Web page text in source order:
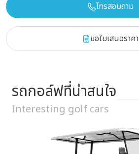
โทรสอบถาม
ขอใบเสนอราคา
รถกอล์ฟที่น่าสนใจ
Interesting golf cars